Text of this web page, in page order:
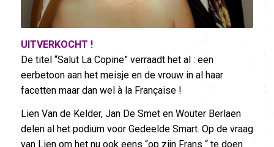
UITVERKOCHT !
De titel “Salut La Copine” verraadt het al : een
eerbetoon aan het meisje en de vrouw in al haar
facetten maar dan wel à la Française !
Lien Van de Kelder, Jan De Smet en Wouter Berlaen
delen al het podium voor Gedeelde Smart. Op de vraag
van Lien om het nu ook eens “op zijn Frans “ te doen